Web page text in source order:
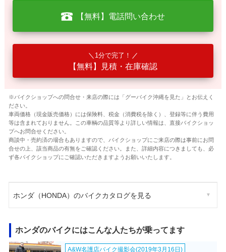
【無料】電話問い合わせ
1分で完了！
【無料】見積・在庫確認
※バイクショップへの問合せ・来店の際には「グーバイク沖縄を見た」とお伝えく
ださい。
車両価格（現金販売価格）には保険料、税金（消費税を除く）、登録等に伴う費用
等は含まれておりません。この車輌の品質等より詳しい情報は、直接バイクショッ
プへお問合せください。
商談中・売約済の場合もありますので、バイクショップにご来店の際は事前にお問
合せの上、該当商品の有無をご確認ください。また、詳細内容につきましても、必
ず各バイクショップにご確認いただきますようお願いいたします。
ホンダ（HONDA）のバイクカタログを見る
ホンダのバイクにはこんな人たちが乗ってます
A&W名護店バイク撮影会(2019年3月16日)